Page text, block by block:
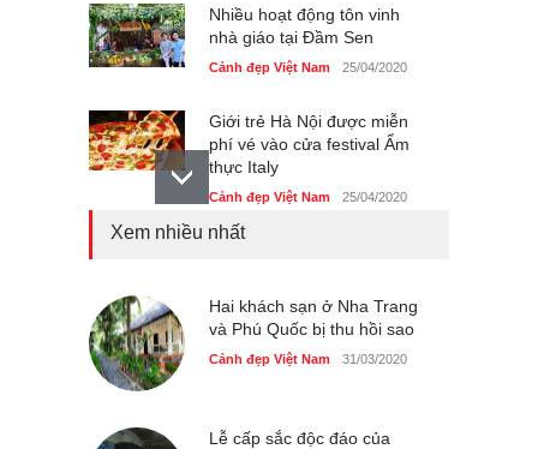
Nhiều hoạt động tôn vinh
nhà giáo tại Đầm Sen
Cảnh đẹp Việt Nam 25/04/2020
Giới trẻ Hà Nội được miễn
phí vé vào cửa festival Ẩm
thực Italy
Cảnh đẹp Việt Nam 25/04/2020
Cảnh đẹp Việt Nam 25/04/2020
Bán đảo Sơn Trà sẽ là khu
Xem nhiều nhất
Hai khách sạn ở Nha Trang
và Phú Quốc bị thu hồi sao
Cảnh đẹp Việt Nam 31/03/2020
Lễ cấp sắc độc đáo của